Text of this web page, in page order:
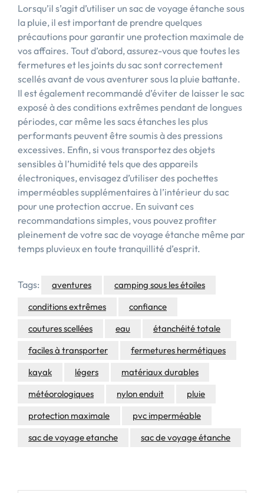
Lorsqu’il s’agit d’utiliser un sac de voyage étanche sous
la pluie, il est important de prendre quelques
précautions pour garantir une protection maximale de
vos affaires. Tout d’abord, assurez-vous que toutes les
fermetures et les joints du sac sont correctement
scellés avant de vous aventurer sous la pluie battante.
Il est également recommandé d’éviter de laisser le sac
exposé à des conditions extrêmes pendant de longues
périodes, car même les sacs étanches les plus
performants peuvent être soumis à des pressions
excessives. Enfin, si vous transportez des objets
sensibles à l’humidité tels que des appareils
électroniques, envisagez d’utiliser des pochettes
imperméables supplémentaires à l’intérieur du sac
pour une protection accrue. En suivant ces
recommandations simples, vous pouvez profiter
pleinement de votre sac de voyage étanche même par
temps pluvieux en toute tranquillité d’esprit.
Tags: aventures
camping sous les étoiles
conditions extrêmes
confiance
coutures scellées
eau
étanchéité totale
faciles à transporter
fermetures hermétiques
kayak
légers
matériaux durables
météorologiques
nylon enduit
pluie
protection maximale
pvc imperméable
sac de voyage etanche
sac de voyage étanche